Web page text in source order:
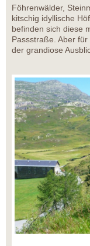
Föhrenwälder,
kitschig idyllische
befinden sich diese
Passstraße. Aber
der grandiose